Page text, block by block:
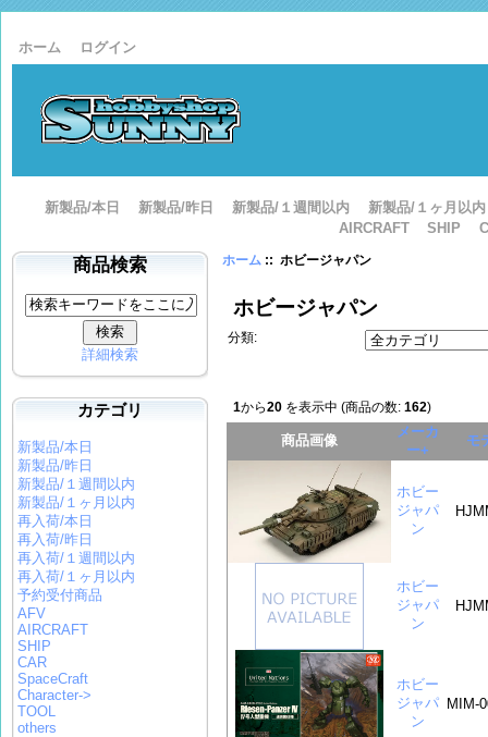
ホーム ログイン
新製品/本日 新製品/昨日 新製品/１週間以内
新製品/１ヶ月以内
AIRCRAFT
SHIP
商品検索
詳細検索
カテゴリ
新製品/本日
新製品/昨日
新製品/１週間以内
新製品/１ヶ月以内
再入荷/本日
再入荷/昨日
再入荷/１週間以内
再入荷/１ヶ月以内
予約受付商品
AFV
AIRCRAFT
SHIP
CAR
SpaceCraft
Character->
TOOL
others
ホーム :: ホビージャパン
ホビージャパン
分類:
1から20を表示中 (商品の数: 162)
商品画像
メーカ
ー+
モ
ホビー
ジャパ
ン
ホビー
ジャパ
ン
ホビー
ジャパ
ン
MIM-